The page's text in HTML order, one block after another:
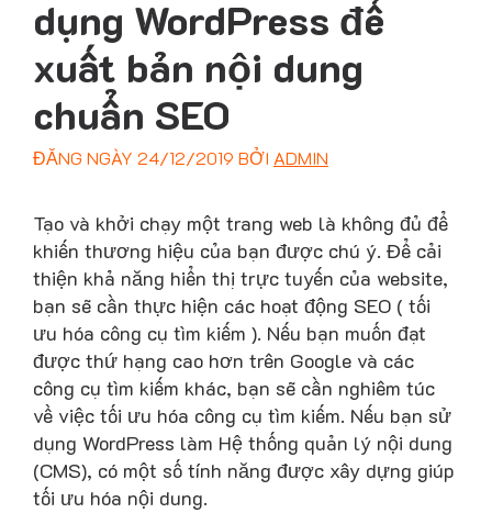
dụng WordPress để
xuất bản nội dung
chuẩn SEO
ĐĂNG NGÀY 24/12/2019 BỞI ADMIN
Tạo và khởi chạy một trang web là không đủ để
khiến thương hiệu của bạn được chú ý. Để cải
thiện khả năng hiển thị trực tuyến của website,
bạn sẽ cần thực hiện các hoạt động SEO ( tối
ưu hóa công cụ tìm kiếm ). Nếu bạn muốn đạt
được thứ hạng cao hơn trên Google và các
công cụ tìm kiếm khác, bạn sẽ cần nghiêm túc
về việc tối ưu hóa công cụ tìm kiếm. Nếu bạn sử
dụng WordPress làm Hệ thống quản lý nội dung
(CMS), có một số tính năng được xây dựng giúp
tối ưu hóa nội dung.